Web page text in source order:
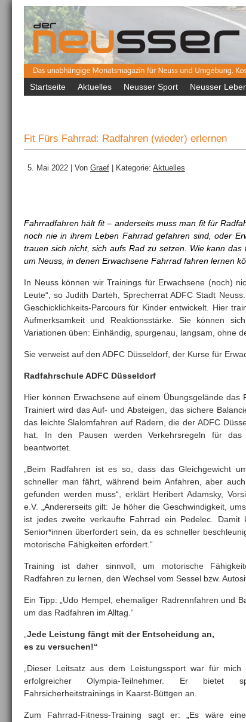
Startseite Aktuelles Neusser Sport Neusser
Fit Fürs Fahrrad: Radfahren (wieder) erlernen
5. Mai 2022 | Von Graef | Kategorie: Aktuelles
Fahrradfahren hält fit – anderseits muss man fit für
noch nie in ihrem Leben Fahrrad gefahren sind, oder
trauen sich nicht, sich aufs Rad zu setzen. Wie kann
um Neuss, in denen Erwachsene Fahrrad fahren lernen
In Neuss können wir Trainings für Erwachsene (noch)
Leute“, so Judith Darteh, Sprecherrat ADFC Stadt
Geschicklichkeits-Parcours für Kinder entwickelt. Hier
Aufmerksamkeit und Reaktionsstärke. Sie können
Variationen üben: Einhändig, spurgenau, langsam, ohne
Sie verweist auf den ADFC Düsseldorf, der Kurse für
Radfahrschule ADFC Düsseldorf
Hier können Erwachsene auf einem Übungsgelände das
Trainiert wird das Auf- und Absteigen, das sichere
das leichte Slalomfahren auf Rädern, die der ADFC
hat. In den Pausen werden Verkehrsregeln für das
beantwortet.
„Beim Radfahren ist es so, dass das Gleichgewicht
schneller man fährt, während beim Anfahren, aber
gefunden werden muss“, erklärt Heribert Adamsky,
e.V. „Andererseits gilt: Je höher die Geschwindigkeit,
ist jedes zweite verkaufte Fahrrad ein Pedelec. Damit
Senior*innen überfordert sein, da es schneller
motorische Fähigkeiten erfordert.“
Training ist daher sinnvoll, um motorische
Radfahren zu lernen, den Wechsel vom Sessel bzw.
Ein Tipp: „Udo Hempel, ehemaliger Radrennfahren und
um das Radfahren im Alltag.“
Jede Leistung fängt mit der Entscheidung an,
es zu versuchen!“
„Dieser Leitsatz aus dem Leistungssport war für
erfolgreicher Olympia-Teilnehmer. Er bietet
Fahrsicherheitstrainings in Kaarst-Büttgen an.
Zum Fahrrad-Fitness-Training sagt er: „Es wäre